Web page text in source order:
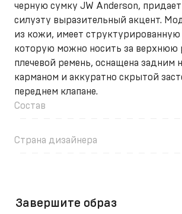
черную сумку JW Anderson, придает
силуэту выразительный акцент.
из кожи, имеет
которую можно носить за верхнюю
плечевой ремень, оснащена задним
карманом и аккуратно скрытой
переднем клапане.
Состав
Страна дизайнера
Завершите образ